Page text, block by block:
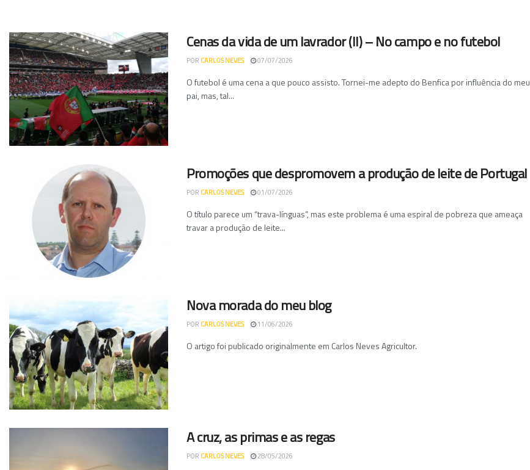
Cenas da vida de um lavrador (II) – No campo e no futebol
POR CARLOS NEVES 07/07/2026
O futebol é uma cena a que pouco assisto. Tornei-me adepto do Benfica por influência do meu
pai, mas, tal...
Promoções que despromovem a produção de leite de Portugal
POR CARLOS NEVES 01/07/2026
O título parece um “trava-línguas”, mas este problema é uma espiral de pobreza que ameaça
travar a produção de leite...
Nova morada do meu blog
POR CARLOS NEVES 11/06/2026
O artigo foi publicado originalmente em Carlos Neves Agricultor.
A cruz, as primas e as regas
POR CARLOS NEVES 28/05/2026